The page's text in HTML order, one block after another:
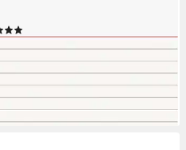
- in 9-11 Werktagen bei dir